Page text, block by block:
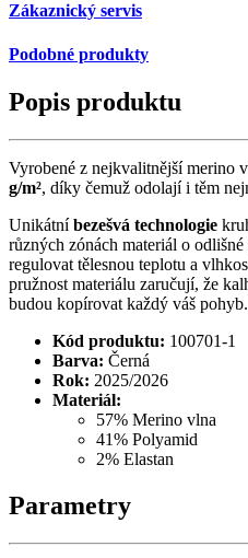
Zákaznický servis
Podobné produkty
Popis produktu
Vyrobené z nejkvalitnější merino
g/m², díky čemuž odolají i těm
Unikátníbezešvá technologie
různých zónách materiál o
regulovat tělesnou teplotu a
pružnost materiálu zaručují, že
budou kopírovat každý váš pohyb.
Kód produktu: 100701-1
Barva: Černá
Rok: 2025/2026
Materiál:
57% Merino vlna
41% Polyamid
2% Elastan
Parametry